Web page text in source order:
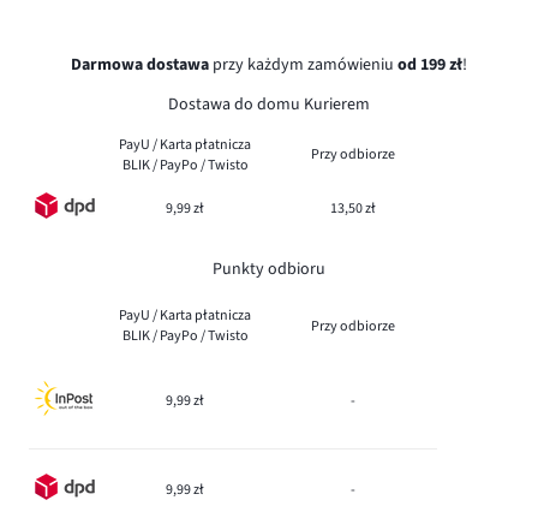
Darmowa dostawa przy każdym zamówieniu od 199 zł!
Dostawa do domu Kurierem
PayU / Karta płatnicza
BLIK / PayPo / Twisto
Przy odbiorze
9,99 zł 13,50 zł
Punkty odbioru
PayU / Karta płatnicza
BLIK / PayPo / Twisto
Przy odbiorze
9,99 zł -
9,99 zł -